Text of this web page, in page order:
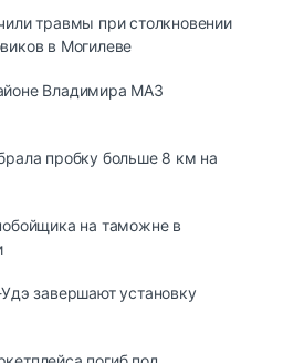
травмы при столкновении
в Могилеве
Владимира МАЗ
пробку больше 8 км на
на таможне в
зaвepшaют ycтaнoвкy